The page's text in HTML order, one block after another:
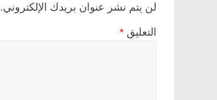
لن يتم نشر عنوان بريدك الإلكتروني.
التعليق *